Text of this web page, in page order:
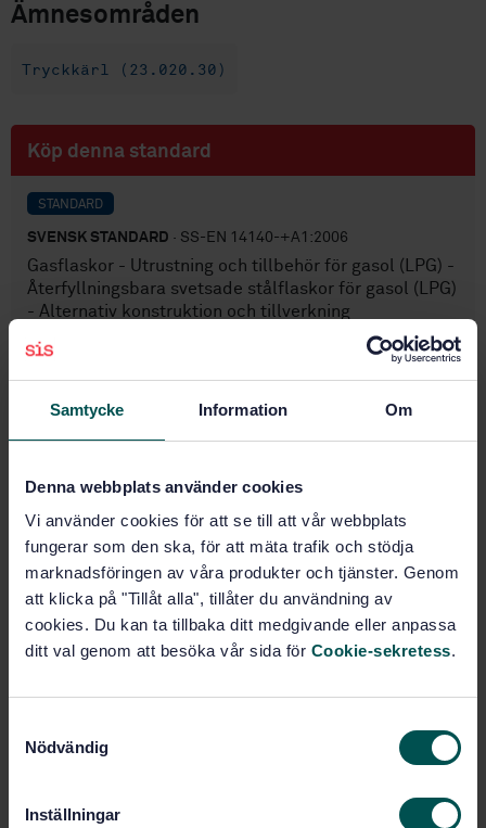
Samtycke Information Om
Denna webbplats använder cookies
Vi använder cookies för att se till att vår webbplats
fungerar som den ska, för att mäta trafik och stödja
marknadsföringen av våra produkter och tjänster. Genom
att klicka på "Tillåt alla", tillåter du användning av
cookies. Du kan ta tillbaka ditt medgivande eller anpassa
ditt val genom att besöka vår sida för Cookie-sekretess.
Nödvändig
Inställningar
Ämnesområden
Tryckkärl (23.020.30)
Köp denna standard
STANDARD
SVENSK STANDARD · SS-EN 14140-+A1:2006
Gasflaskor - Utrustning och tillbehör för gasol (LPG) -
Återfyllningsbara svetsade stålflaskor för gasol (LPG)
- Alternativ konstruktion och tillverkning
Prenumerera på standarden - Läs mer
1 420 SEK
Lägg i varukorgen
Fler alternativ
Produktinformation
Internationell titel:LPG equipment and
welded steel cylinders for LPG -
Alternative design and construction